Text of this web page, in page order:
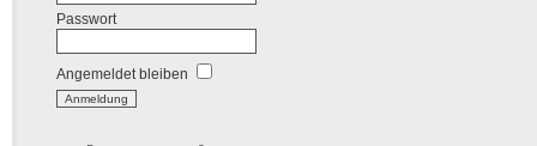
Passwort
Angemeldet bleiben